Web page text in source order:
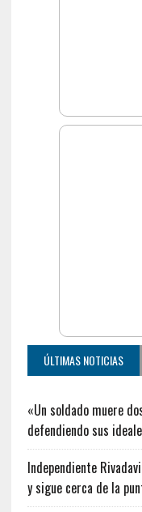
ÚLTIMAS NOTICIAS
«Un soldado muere
defendiendo sus
Independiente
y sigue cerca de la